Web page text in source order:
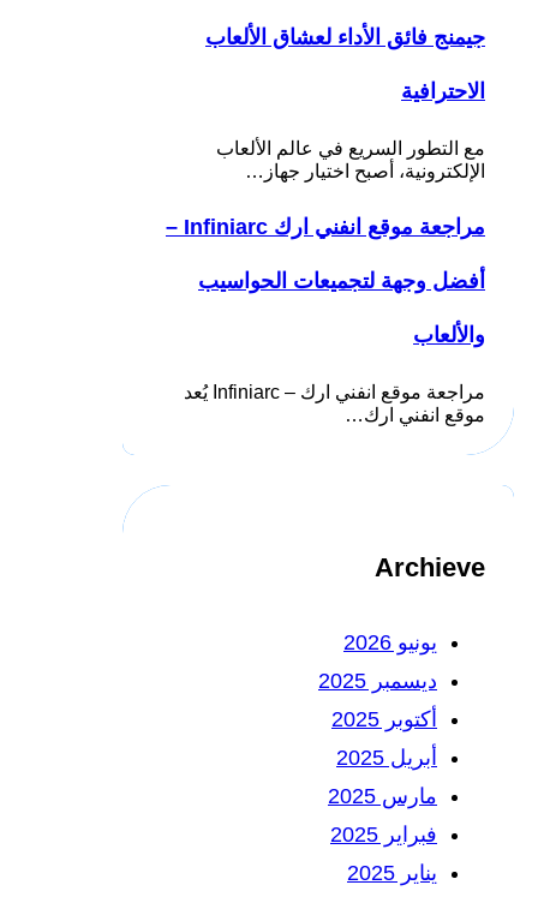
جيمنج فائق الأداء لعشاق الألعاب
الاحترافية
مع التطور السريع في عالم الألعاب
الإلكترونية، أصبح اختيار جهاز…
مراجعة موقع انفني ارك Infiniarc –
أفضل وجهة لتجميعات الحواسيب
والألعاب
مراجعة موقع انفني ارك – Infiniarc يُعد
موقع انفني ارك…
Archieve
يونيو 2026
ديسمبر 2025
أكتوبر 2025
أبريل 2025
مارس 2025
فبراير 2025
يناير 2025